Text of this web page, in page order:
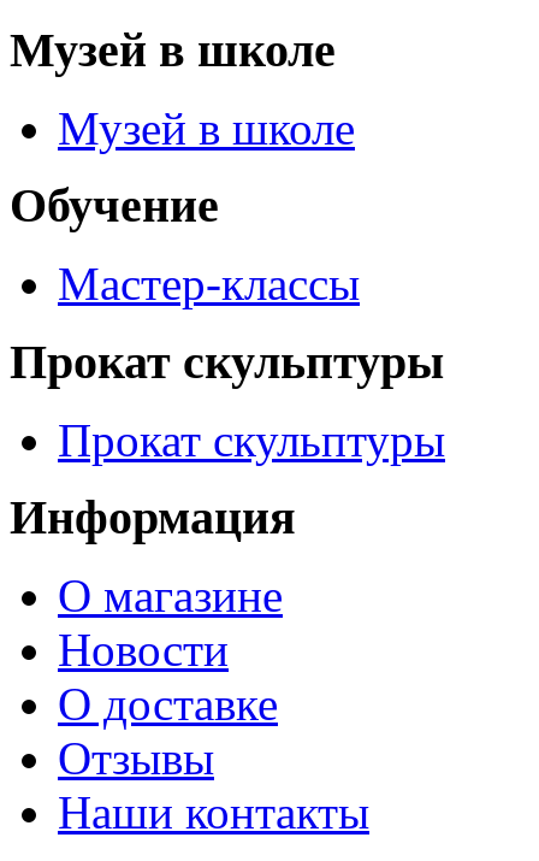
Музей в школе
Музей в школе
Обучение
Мастер-классы
Прокат скульптуры
Прокат скульптуры
Информация
О магазине
Новости
О доставке
Отзывы
Наши контакты